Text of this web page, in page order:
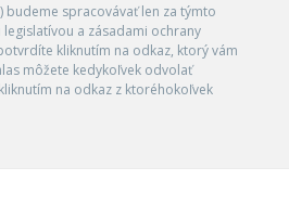
budeme spracovávať len za týmto
a zásadami ochrany
kliknutím na odkaz, ktorý vám
môžete kedykoľvek odvolať
na odkaz z ktoréhokoľvek